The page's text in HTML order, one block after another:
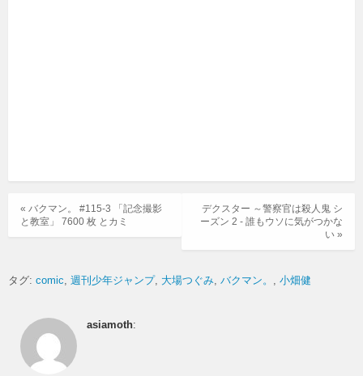
デクスター ～警察官は殺人鬼 シ
ーズン 2 - 誰もウソに気がつかな
い »
« バクマン。 #115-3 「記念撮影
と教室」 7600 枚 とカミ
タグ: comic 週刊少年ジャンプ 大場つぐみ バクマン。 小畑健
asiamoth: